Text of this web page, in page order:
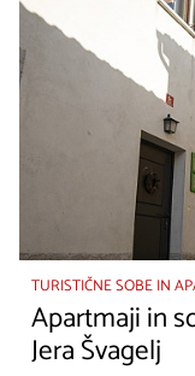
TURISTIČNE SOBE IN
Apartmaji in
Jera Švagelj